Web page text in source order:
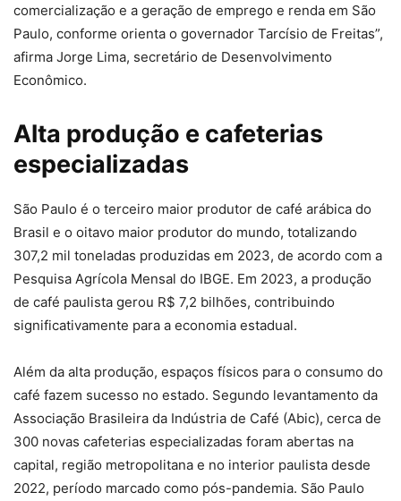
comercialização e a geração de emprego e renda em São
Paulo, conforme orienta o governador Tarcísio de Freitas”,
afirma Jorge Lima, secretário de Desenvolvimento
Econômico.
Alta produção e cafeterias
especializadas
São Paulo é o terceiro maior produtor de café arábica do
Brasil e o oitavo maior produtor do mundo, totalizando
307,2 mil toneladas produzidas em 2023, de acordo com a
Pesquisa Agrícola Mensal do IBGE. Em 2023, a produção
de café paulista gerou R$ 7,2 bilhões, contribuindo
significativamente para a economia estadual.
Além da alta produção, espaços físicos para o consumo do
café fazem sucesso no estado. Segundo levantamento da
Associação Brasileira da Indústria de Café (Abic), cerca de
300 novas cafeterias especializadas foram abertas na
capital, região metropolitana e no interior paulista desde
2022, período marcado como pós-pandemia. São Paulo